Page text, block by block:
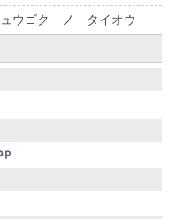
ウゴク ノ タイオウ